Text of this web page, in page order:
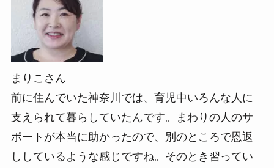
まりこさん
前に住んでいた神奈川では、育児中いろんな人に
支えられて暮らしていたんです。まわりの人のサ
ポートが本当に助かったので、別のところで恩返
ししているような感じですね。そのとき習ってい